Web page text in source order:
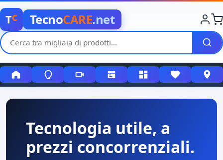
Tc TecnoCARE.net
Tecnologia utile, a
prezzi concorrenziali.